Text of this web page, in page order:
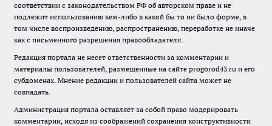
соответствии с законодательством РФ об авторском праве и не
подлежит использованию кем-либо в какой бы то ни было форме, в
том числе воспроизведению, распространению, переработке не иначе
как с письменного разрешения правообладателя.
Редакция портала не несет ответственности за комментарии и
материалы пользователей, размещенные на сайте progorod43.ru и его
субдоменах. Мнение редакции и пользователей сайта может не
совпадать.
Администрация портала оставляет за собой право модерировать
комментарии, исходя из соображений сохранения конструктивности